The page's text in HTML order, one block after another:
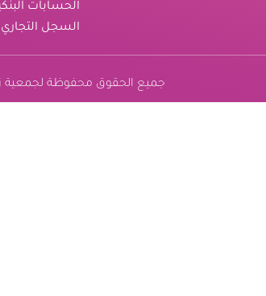
الحسابات
السجل التجاري
جميع الحقوق محفوظة لجمعية